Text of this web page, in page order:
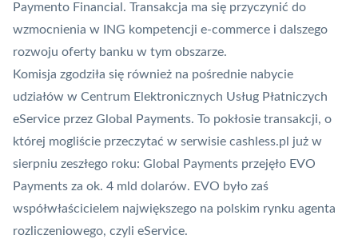
Paymento Financial. Transakcja ma się przyczynić do
wzmocnienia w ING kompetencji e-commerce i dalszego
rozwoju oferty banku w tym obszarze.
Komisja zgodziła się również na pośrednie nabycie
udziałów w Centrum Elektronicznych Usług Płatniczych
eService przez Global Payments. To pokłosie transakcji, o
której mogliście przeczytać w serwisie cashless.pl już w
sierpniu zeszłego roku: Global Payments przejęło EVO
Payments za ok. 4 mld dolarów. EVO było zaś
współwłaścicielem największego na polskim rynku agenta
rozliczeniowego, czyli eService.